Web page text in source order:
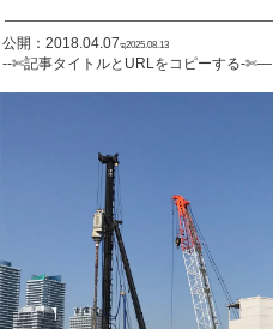
公開：2018.04.07ಇ2025.08.13
--✄記事タイトルとURLをコピーする-✄—